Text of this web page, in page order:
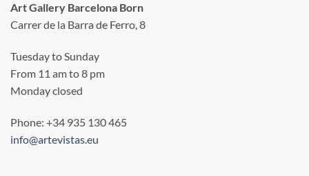
Art Gallery Barcelona Born
Carrer de la Barra de Ferro, 8
Tuesday to Sunday
From 11 am to 8 pm
Monday closed
Phone: +34 935 130 465
info@artevistas.eu